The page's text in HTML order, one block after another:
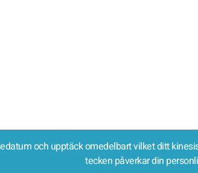
och upptäck omedelbart vilket ditt
tecken påverkar din